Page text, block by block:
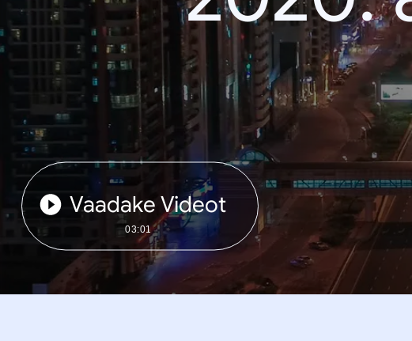
Vaadake Videot
03:01